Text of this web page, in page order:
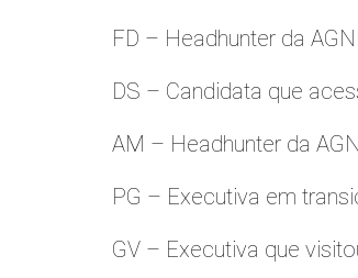
FD – Headhunter da
DS – Candidata que
AM – Headhunter da
PG – Executiva em
GV – Executiva que